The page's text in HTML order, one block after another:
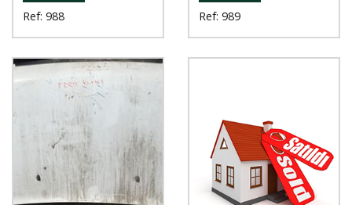
Ref: 988 Ref: 989